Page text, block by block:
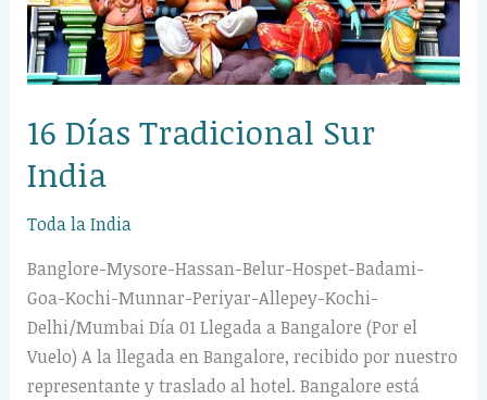
16 Días Tradicional Sur
India
Toda la India
Banglore-Mysore-Hassan-Belur-Hospet-Badami-
Goa-Kochi-Munnar-Periyar-Allepey-Kochi-
Delhi/Mumbai Día 01 Llegada a Bangalore (Por el
Vuelo) A la llegada en Bangalore, recibido por nuestro
representante y traslado al hotel. Bangalore está